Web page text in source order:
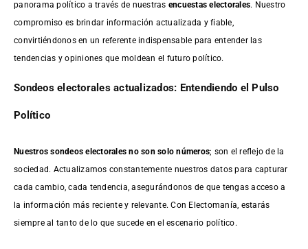
panorama político a través de nuestras encuestas electorales. Nuestro
compromiso es brindar información actualizada y fiable,
convirtiéndonos en un referente indispensable para entender las
tendencias y opiniones que moldean el futuro político.
Sondeos electorales actualizados: Entendiendo el Pulso
Político
Nuestros sondeos electorales no son solo números; son el reflejo de la
sociedad. Actualizamos constantemente nuestros datos para capturar
cada cambio, cada tendencia, asegurándonos de que tengas acceso a
la información más reciente y relevante. Con Electomanía, estarás
siempre al tanto de lo que sucede en el escenario político.